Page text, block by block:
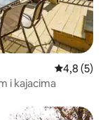
Prosječna
4,8 (5)
i kajacima